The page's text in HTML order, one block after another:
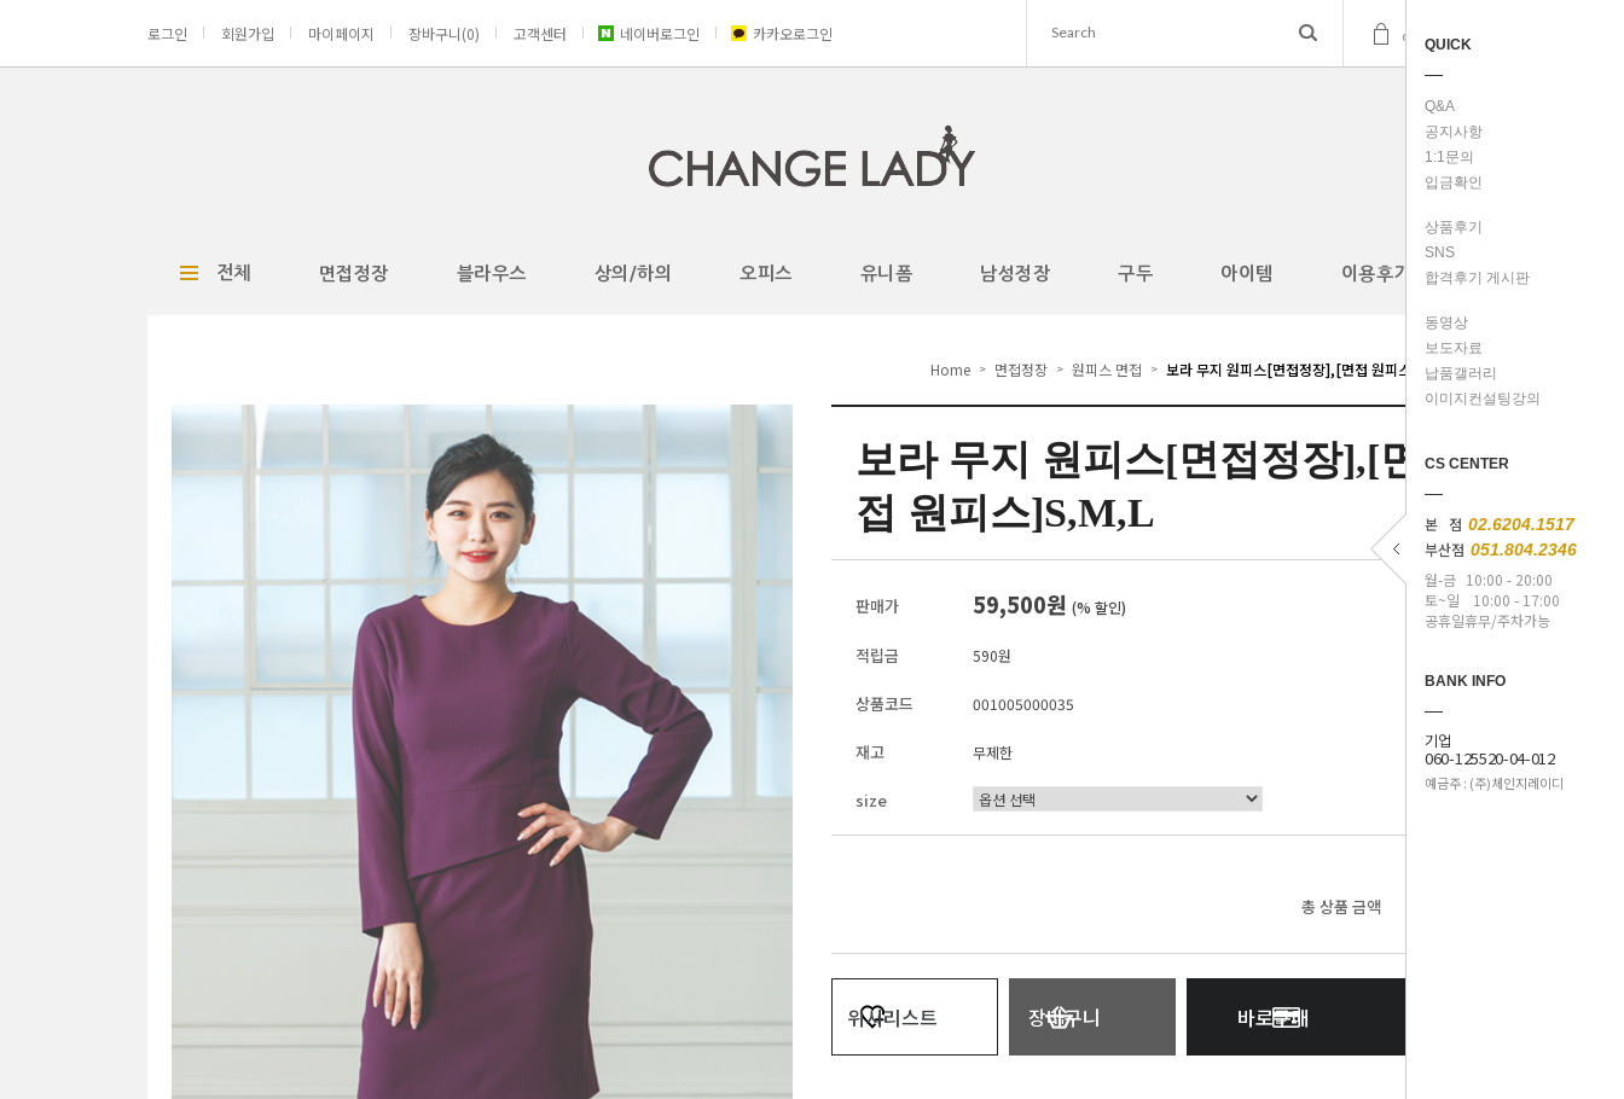
QUICK
Q&A
공지사항
1:1문의
입금확인
상품후기
SNS
합격후기 게시판
동영상
보도자료
납품갤러리
이미지컨설팅강의
CS CENTER
본 점 02.6204.1517
부산점 051.804.2346
월-금 10:00 - 20:00
토~일
10:00 - 17:00
공휴일휴무/주차가능
BANK INFO
기업
060-125520-04-012
예금주 : (주)체인지레이디
로그인 회원가입 마이페이지 장바구니(0) 고객센터 네이버로그인 카카오로그인 cart(0)
전체 면접정장 블라우스 상의/하의 오피스 유니폼 남성정장 구두 아이템 이용후기
Home > 면접정장 > 원피스 면접 > 보라 무지 원피스[면접정장],[면접 원피스]S,M,L
보라 무지 원피스[면접정장],[면
접 원피스]S,M,L
판매가 59,500원 (% 할인)
적립금 590원
상품코드 001005000035
재고 무제한
size
총 상품 금액
위시리스트 장바구니 바로구매